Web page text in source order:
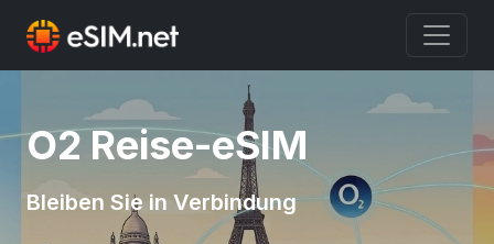
O2 Reise-eSIM
Bleiben Sie in Verbindung